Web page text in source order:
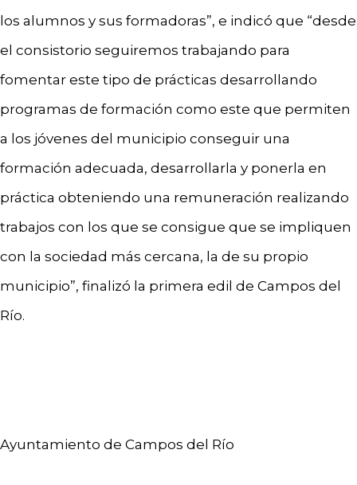
los alumnos y sus formadoras”, e indicó que “desde
el consistorio seguiremos trabajando para
fomentar este tipo de prácticas desarrollando
programas de formación como este que permiten
a los jóvenes del municipio conseguir una
formación adecuada, desarrollarla y ponerla en
práctica obteniendo una remuneración realizando
trabajos con los que se consigue que se impliquen
con la sociedad más cercana, la de su propio
municipio”, finalizó la primera edil de Campos del
Río.
Ayuntamiento de Campos del Río